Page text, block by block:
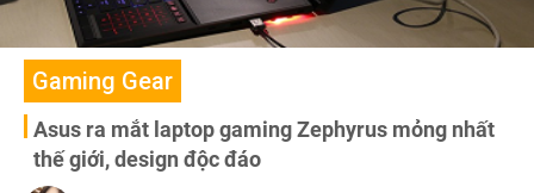
Gaming Gear
Asus ra mắt laptop gaming Zephyrus mỏng nhất
thế giới, design độc đáo